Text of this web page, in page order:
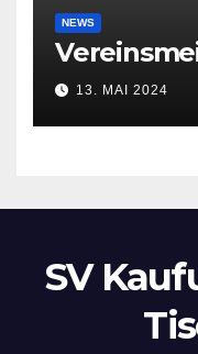
NEWS
13. MAI 2024
SV